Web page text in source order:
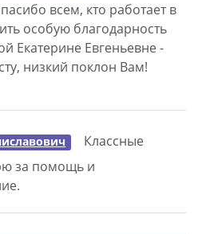
всем, кто работает в
особую благодарность
Екатерине Евгеньевне -
низкий поклон Вам!
Классные
за помощь и